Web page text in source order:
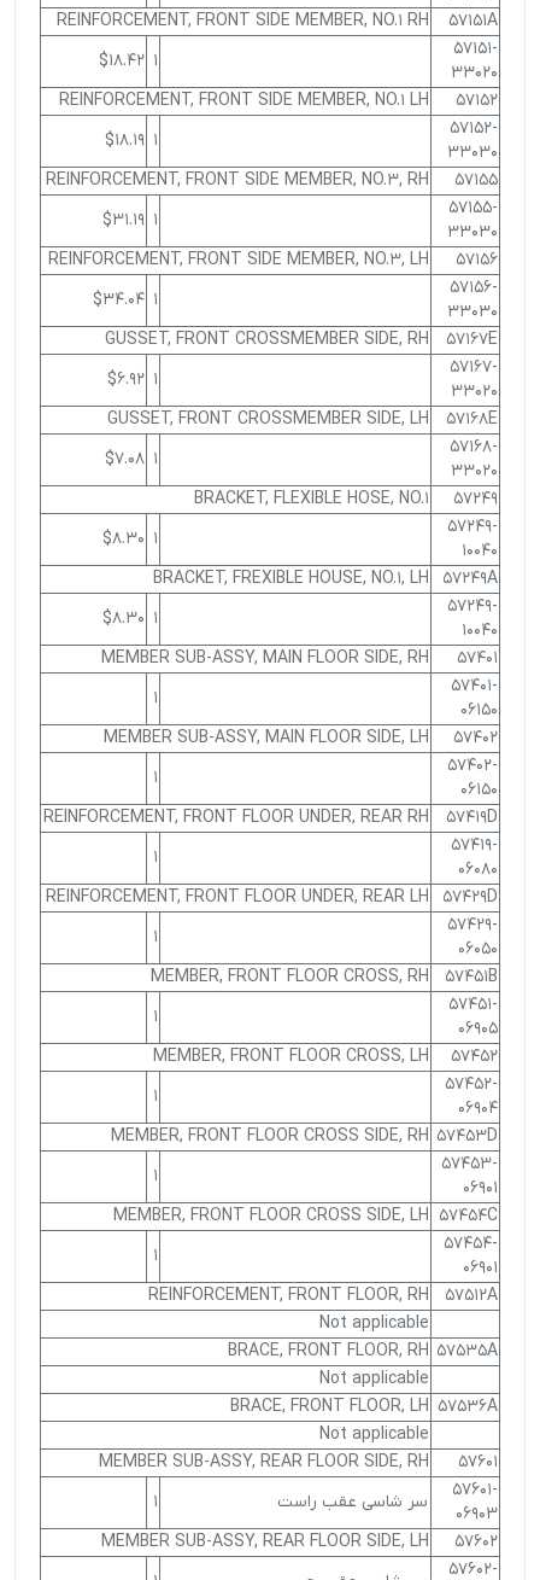
57151A
REINFORCEMENT, FRONT SIDE MEMBER, NO.1 RH
57151-
33020
1
$18.42
57152
REINFORCEMENT, FRONT SIDE MEMBER, NO.1 LH
57152-
33030
1
$18.19
57155
REINFORCEMENT, FRONT SIDE MEMBER, NO.3, RH
57155-
33030
1
$31.19
57156
REINFORCEMENT, FRONT SIDE MEMBER, NO.3, LH
57156-
33030
1
$34.04
57167E
GUSSET, FRONT CROSSMEMBER SIDE, RH
57167-
33020
1
$6.92
57168E
GUSSET, FRONT CROSSMEMBER SIDE, LH
57168-
33020
1
$7.08
57249
BRACKET, FLEXIBLE HOSE, NO.1
57249-
10040
1
$8.30
57249A
BRACKET, FREXIBLE HOUSE, NO.1, LH
57249-
10040
1
$8.30
57401
MEMBER SUB-ASSY, MAIN FLOOR SIDE, RH
57401-
06150
1
57402
MEMBER SUB-ASSY, MAIN FLOOR SIDE, LH
57402-
06150
1
57419D
REINFORCEMENT, FRONT FLOOR UNDER, REAR RH
57419-
06080
1
57429D
REINFORCEMENT, FRONT FLOOR UNDER, REAR LH
57429-
06050
1
57451B
MEMBER, FRONT FLOOR CROSS, RH
57451-
06905
1
57452
MEMBER, FRONT FLOOR CROSS, LH
57452-
06904
1
57453D
MEMBER, FRONT FLOOR CROSS SIDE, RH
57453-
06901
1
57454C
MEMBER, FRONT FLOOR CROSS SIDE, LH
57454-
06901
1
57512A
REINFORCEMENT, FRONT FLOOR, RH
Not applicable
57535A
BRACE, FRONT FLOOR, RH
Not applicable
57536A
BRACE, FRONT FLOOR, LH
Not applicable
57601
MEMBER SUB-ASSY, REAR FLOOR SIDE, RH
57601-
06903
سر شاسی عقب راست
1
57602
MEMBER SUB-ASSY, REAR FLOOR SIDE, LH
57602-